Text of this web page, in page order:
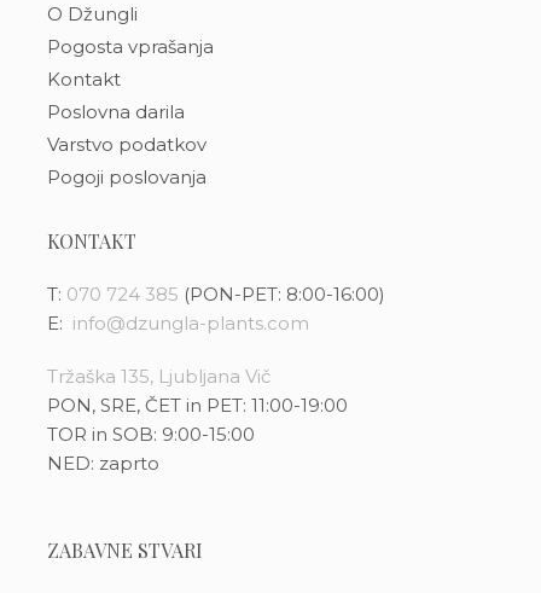
O Džungli
Pogosta vprašanja
Kontakt
Poslovna darila
Varstvo podatkov
Pogoji poslovanja
KONTAKT
T: 070 724 385 (PON-PET: 8:00-16:00)
E: info@dzungla-plants.com
Tržaška 135, Ljubljana Vič
PON, SRE, ČET in PET: 11:00-19:00
TOR in SOB: 9:00-15:00
NED: zaprto
ZABAVNE STVARI